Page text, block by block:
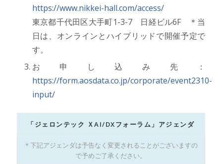
https://www.nikkei-hall.com/access/
東京都千代田区大手町1-3-7 日経ビル6F ＊当
日は、オンラインとハイブリッドで開催予定で
す。
お申し込み先：
https://form.aosdata.co.jp/corporate/event2310-
input/
「ジェロンテック ＸAI/DXフォーラム」アジェンダ
＊下記アジェンダは予告なく変更されることがございますの
で予めご了承ください。